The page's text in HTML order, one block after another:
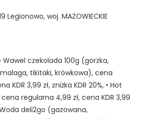
Legionowo, woj. MAZOWIECKIE
czekolada 100g (gorzka,
tikitaki, krówkowa), cena
KDR 3,99 zł, zniżka KDR 20%, • Hot
regularna 4,99 zł, cena KDR 3,99
Woda deli2go (gazowana,